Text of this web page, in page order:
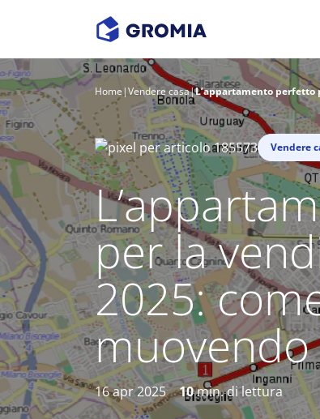
Home|Vendere casa|L’appartamento perfetto
Vendere
per la
2025:
16 apr 2025 10min. di lettura